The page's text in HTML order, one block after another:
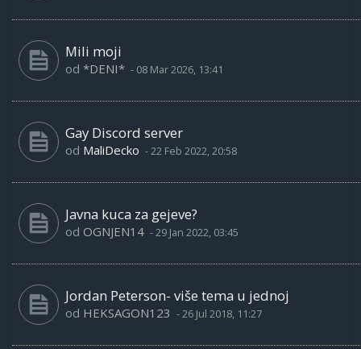
Mili moji
od *DENI* - 08 Mar 2026, 13:41
Gay Discord server
od MaliDecko -22 Feb 2022, 20:58
Javna kuca za gejeve?
od OGNJEN14 -29 Jan 2022, 03:45
Jordan Peterson- više tema u jednoj
od HEKSAGON123 -26 Jul 2018, 11:27